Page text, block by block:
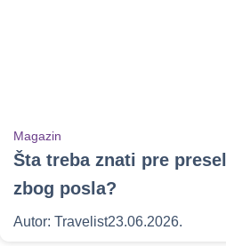
Magazin
Šta treba znati pre
zbog posla?
Autor: Travelist23.06.2026.